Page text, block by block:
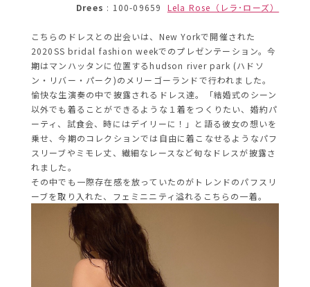
Drees : 100-09659 Lela Rose（レラ･ローズ）
こちらのドレスとの出会いは、New Yorkで開催された
2020SS bridal fashion weekでのプレゼンテーション。今
期はマンハッタンに位置するhudson river park (ハドソ
ン・リバー・パーク)のメリーゴーランドで行われました。
愉快な生演奏の中で披露されるドレス達。
「結婚式のシーン
以外でも着ることができるような１着をつくりたい、婚約パ
ーティ、試食会、時にはデイリーに！」と語る彼女の想いを
乗せ、今期のコレクションでは自由に着こなせるようなパフ
スリーブやミモレ丈、繊細なレースなど旬なドレスが披露さ
れました。
その中でも一際存在感を放っていたのがトレンドのパフスリ
ーブを取り入れた、フェミニニティ溢れるこちらの一着。